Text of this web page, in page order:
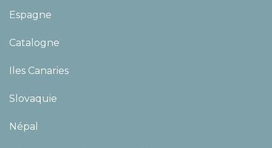
Espagne
Catalogne
Iles Canaries
Slovaquie
Népal